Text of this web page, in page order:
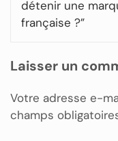
détenir une
française ?”
Laisser un
Votre adresse e-
champs